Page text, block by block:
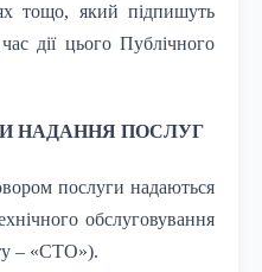
тощо, який підпишуть
дії цього Публічного
НАДАННЯ ПОСЛУГ
послуги надаються
обслуговування
– «СТО»).